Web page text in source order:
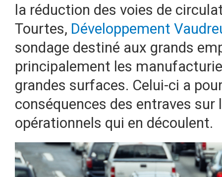
la réduction des voies de
Tourtes, Développement
sondage destiné aux grands
principalement les
grandes surfaces. Celui-ci a
conséquences des entraves
opérationnels qui en découlent.